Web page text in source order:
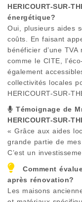
HERICOURT-SUR-
énergétique?
Oui, plusieurs aides
coûts. En faisant
bénéficier d’une
comme le CITE,
également
collectivités locales
HERICOURT-SUR-
Témoignage de
HERICOURT-SUR-
« Grâce aux aides
grande partie de
C’est un
Comment
après rénovation?
Les maisons